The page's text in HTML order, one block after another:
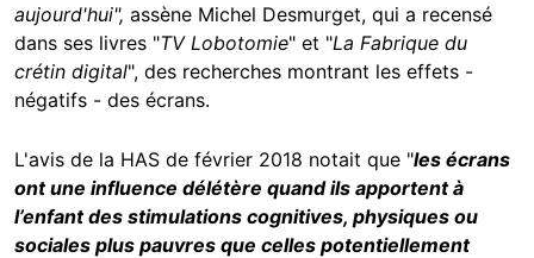
aujourd'hui", assène Michel Desmurget, qui a recensé
dans ses livres "TV Lobotomie" et "La Fabrique du
crétin digital", des recherches montrant les effets -
négatifs - des écrans.
L'avis de la HAS de février 2018 notait que "les écrans
ont une influence délétère quand ils apportent à
l’enfant des stimulations cognitives, physiques ou
sociales plus pauvres que celles potentiellement